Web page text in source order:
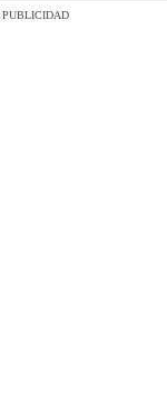
PUBLICIDAD